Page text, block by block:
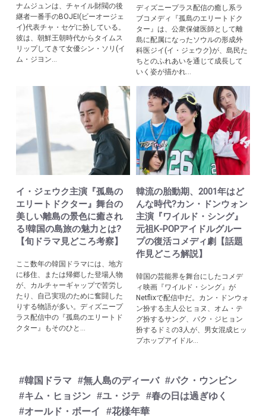
ナムジュンは、チャイル財閥の後
継者一番手のBOJEI(ビーオージェ
イ)代表チャ・セゲに扮している。
彼は、朝鮮王朝時代からタイムス
リップしてきて女優シン・ソリ(イ
ム・ジヨン...
ディズニープラス配信の癒し系ラ
ブコメディ『孤島のエリートドク
ター』は、公衆保健医師として離
島に配属になったソウルの形成外
科医ジイ(イ・ジェウク)が、島民た
ちとのふれあいを通じて成長して
いく姿が描かれ...
イ・ジェウク主演『孤島の
エリートドクター』舞台の
美しい離島の景色に癒され
る!韓国の島旅の魅力とは?
【旬ドラマ見どころ考察】
ここ数年の韓国ドラマには、地方
に移住、または帰郷した登場人物
が、カルチャーギャップで苦労し
たり、自己実現のために奮闘した
りする物語が多い。ディズニープ
ラス配信中の『孤島のエリートド
クター』もそのひと...
韓流の胎動期、2001年はど
んな時代?カン・ドンウォン
主演『ワイルド・シング』
元祖K-POPアイドルグルー
プの復活コメディ劇【話題
作見どころ解説】
韓国の芸能界を舞台にしたコメデ
ィ映画『ワイルド・シング』が
Netflixで配信中だ。カン・ドンウォ
ン扮する主人公ヒョヌ、オム・テ
グ扮するサング、パク・ジヒョン
扮するドミの3人が、男女混成ヒッ
プホップアイドル...
#韓国ドラマ #無人島のディーバ #パク・ウンビン
#キム・ヒョジン #ユ・ジテ #春の日は過ぎゆく
#オールド・ボーイ
#花様年華